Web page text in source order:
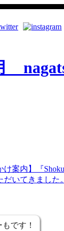
け案内】『
いてきました。
もです！